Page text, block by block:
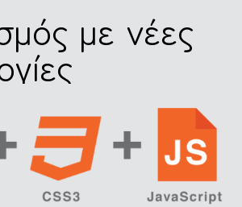
με νέες